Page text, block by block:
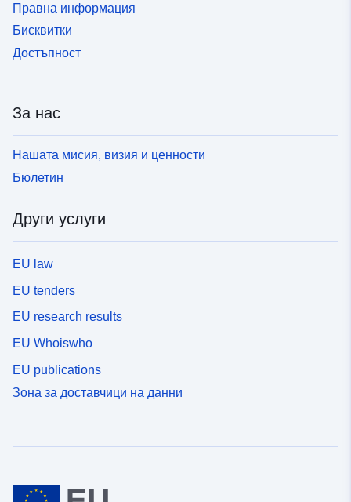
Правна информация
Бисквитки
Достъпност
За нас
Нашата мисия, визия и ценности
Бюлетин
Други услуги
EU law
EU tenders
EU research results
EU Whoiswho
EU publications
Зона за доставчици на данни